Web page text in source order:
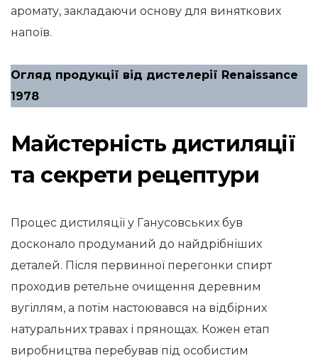
аромату, закладаючи основу для виняткових
напоїв.
Огляд продукції від дистелерії Renaissance
1978
Майстерність дистиляції
та секрети рецептури
Процес дистиляції у Ганусовських був
досконало продуманий до найдрібніших
деталей. Після первинної перегонки спирт
проходив ретельне очищення деревним
вугіллям, а потім настоювався на відбірних
натуральних травах і прянощах. Кожен етап
виробництва перебував під особистим